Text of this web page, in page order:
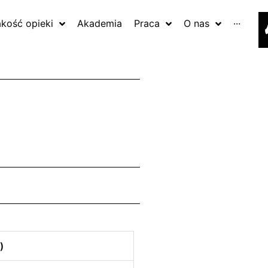
opieki Akademia Praca O nas ···